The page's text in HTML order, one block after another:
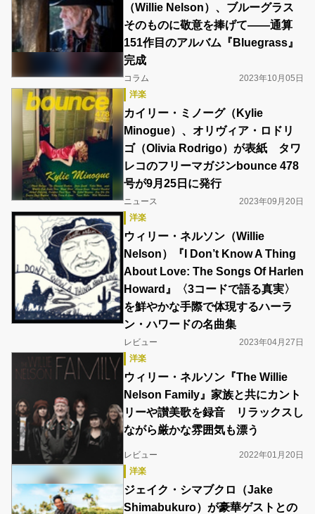
（Willie Nelson）、ブルーグラス
そのものに敬意を捧げて――通算
151作目のアルバム『Bluegrass』
完成
コラム
2023年10月05日
洋楽
カイリー・ミノーグ（Kylie
Minogue）、オリヴィア・ロドリ
ゴ（Olivia Rodrigo）が表紙 タワ
レコのフリーマガジンbounce 478
号が9月25日に発行
ニュース
2023年09月20日
洋楽
ウィリー・ネルソン（Willie
Nelson）『I Don’t Know A Thing
About Love: The Songs Of Harlen
Howard』〈3コードで語る真実〉
を鮮やかな手際で体現するハーラ
ン・ハワードの名曲集
レビュー
2023年04月27日
洋楽
ウィリー・ネルソン『The Willie
Nelson Family』家族と共にカント
リーや讃美歌を録音 リラックスし
ながら厳かな雰囲気も漂う
レビュー
2022年01月20日
洋楽
ジェイク・シマブクロ（Jake
Shimabukuro）が豪華ゲストとの